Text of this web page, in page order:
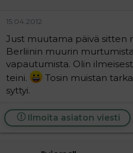
15.04.2012
Just muutama päivä sitten
Berliinin muurin
vapautumista. Olin
teini.
Tosin muistan
syttyi.
Ilmoita asiaton viesti